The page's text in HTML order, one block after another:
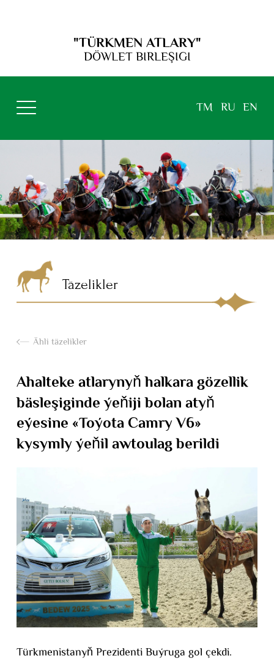
"TÜRKMEN ATLARY"
DÖWLET BIRLEŞIGI
TM RU EN
Täzelikler
Ähli täzelikler
Ahalteke atlarynyň halkara gözellik
bäsleşiginde ýeňiji bolan atyň
eýesine «Toýota Camry V6»
kysymly ýeňil awtoulag berildi
Türkmenistanyň Prezidenti Buýruga gol çekdi.